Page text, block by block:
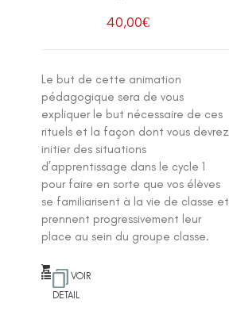
40,00€
Le but de cette animation
pédagogique sera de vous
expliquer le but nécessaire de ces
rituels et la façon dont vous devrez
initier des situations
d’apprentissage dans le cycle 1
pour faire en sorte que vos élèves
se familiarisent à la vie de classe et
prennent progressivement leur
place au sein du groupe classe.
VOIR
DETAIL